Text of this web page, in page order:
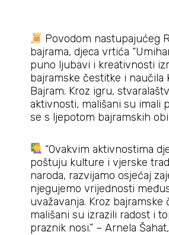
Povodom nastupajućeg
bajrama, djeca vrtića
puno ljubavi i kreativnosti
bajramske čestitke i naučila
Bajram. Kroz igru,
aktivnosti, mališani su imali
se s ljepotom bajramskih
“Ovakvim aktivnostima
poštuju kulture i vjerske
naroda, razvijamo osjećaj
njegujemo vrijednosti
uvažavanja. Kroz bajramske
mališani su izrazili radost i
praznik nosi.” – Arnela